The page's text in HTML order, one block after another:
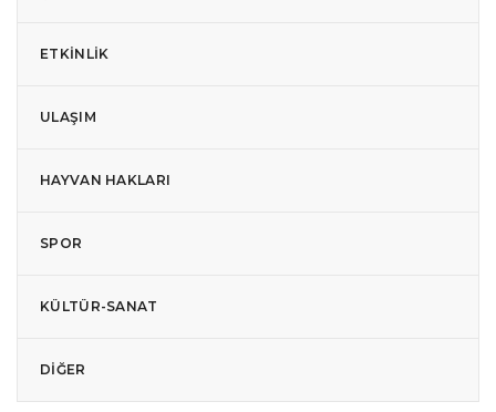
ETKINLIK
ULAŞIM
HAYVAN HAKLARI
SPOR
KÜLTÜR-SANAT
DIĞER